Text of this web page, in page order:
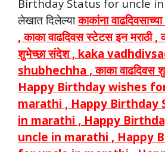
Birthday Status for uncle
लेखात दिलेल्याकाकांना
, काका वाढदिवस स्टेटस इन मराठी ,
शुभेच्छा संदेश , kaka
shubhechha , काका वाढदिवस
Happy Birthday wishes
marathi , Happy Birthday
in marathi , Happy
uncle in marathi , Happy